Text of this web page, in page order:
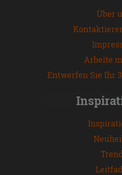
Über
Arbeite
Entwerfen Sie Ihr